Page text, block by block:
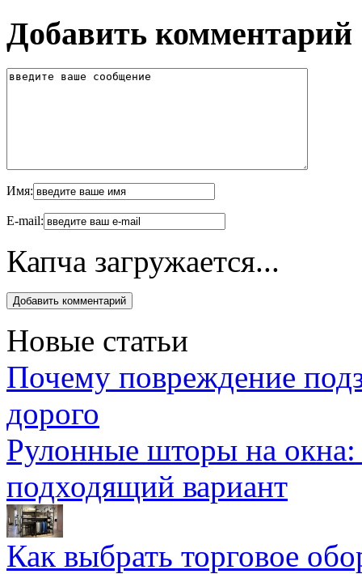
Добавить комментарий
Имя:
E-mail:
Капча загружается...
Новые статьи
Почему повреждение
дорого
Рулонные шторы на
подходящий вариант
Как выбрать торговое